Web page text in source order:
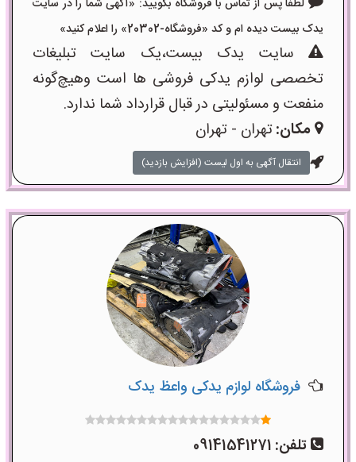
لطفا پس از تماس با فروشگاه بگویید: «آگهی شما را در سایت
یدک بیست دیده ام و کد «فروشگاه-20302» را اعلام کنید»
سایت یدک بیست،یک سایت تبلیغات
تخصصی لوازم یدکی فروشی ها است وهیچ‌گونه
منفعت و مسئولیتی در قبال قرارداد شما ندارد.
مکان:تهران - تهران
انتقال آگهی به اول لیست (افزایش بازدید)
فروشگاه لوازم یدکی واعظ یدک
تلفن: 09141541271